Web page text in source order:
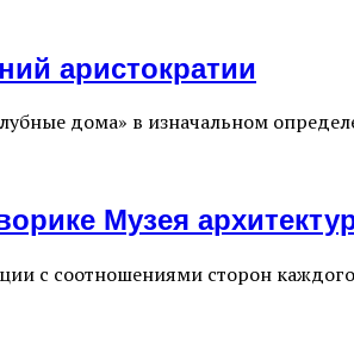
аристократии
дома» в изначальном
Музея
с соотношениями сторон